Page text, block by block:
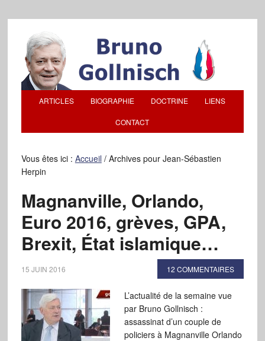
ARTICLES BIOGRAPHIE DOCTRINE LIENS
CONTACT
Vous êtes ici : Accueil /Archives pour Jean-Sébastien
Herpin
Magnanville, Orlando,
Euro 2016, grèves, GPA,
Brexit, État islamique…
15 JUIN 2016 12 COMMENTAIRES
L’actualité de la semaine vue
par Bruno Gollnisch :
assassinat d’un couple de
policiers à Magnanville Orlando